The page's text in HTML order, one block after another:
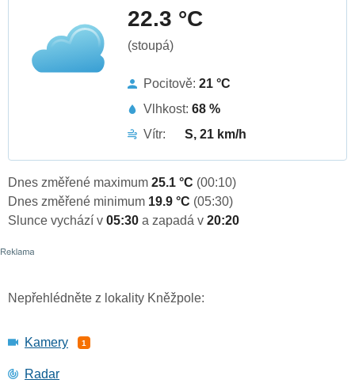
22.3 °C
(stoupá)
Pocitově: 21 °C
Vlhkost: 68 %
Vítr:
S, 21 km/h
Dnes změřené maximum 25.1 °C (00:10)
Dnes změřené minimum 19.9 °C (05:30)
Slunce vychází v 05:30 a zapadá v 20:20
Nepřehlédněte z lokality Kněžpole:
Kamery 1
Radar